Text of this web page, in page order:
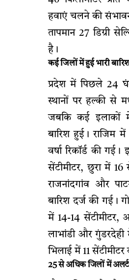
हवाएं चलने की
तापमान 27 डिग्री
है।
कई जिलों में हुई भारी
प्रदेश में पिछले 24
स्थानों पर हल्की से
जबकि कई इलाकों
बारिश हुई। राजिम में
वर्षा रिकॉर्ड की
सेंटीमीटर, छुरा में 16
राजनांदगांव और
बारिश दर्ज की गई।
में 14-14 सेंटीमीटर,
लाभांडी और गुंडरदेही
भिलाई में 11 सेंटीमीटर
25 से अधिक जिलों में अलर्ट